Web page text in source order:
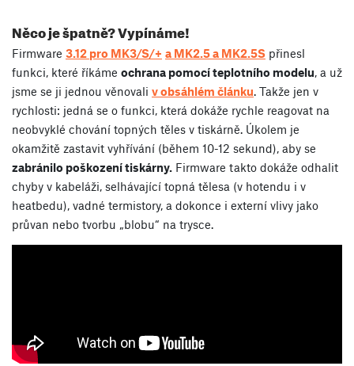
Něco je špatně? Vypínáme!
Firmware 3.12 pro MK3/S/+ a MK2.5 a MK2.5S přinesl
funkci, které říkáme ochrana pomocí teplotního modelu, a už
jsme se ji jednou věnovali v obsáhlém článku. Takže jen v
rychlosti: jedná se o funkci, která dokáže rychle reagovat na
neobvyklé chování topných těles v tiskárně. Úkolem je
okamžitě zastavit vyhřívání (během 10-12 sekund), aby se
zabránilo poškození tiskárny. Firmware takto dokáže odhalit
chyby v kabeláži, selhávající topná tělesa (v hotendu i v
heatbedu), vadné termistory, a dokonce i externí vlivy jako
průvan nebo tvorbu „blobu“ na trysce.